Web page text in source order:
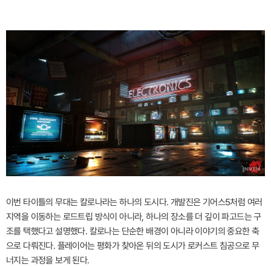
이번 타이틀의 무대는 칼로나라는 하나의 도시다. 개발진은 기어스5처럼 여러
지역을 이동하는 로드트립 방식이 아니라, 하나의 장소를 더 깊이 파고드는 구
조를 택했다고 설명했다. 칼로나는 단순한 배경이 아니라 이야기의 중요한 축
으로 다뤄진다. 플레이어는 평화가 찾아온 뒤의 도시가 로커스트 침공으로 무
너지는 과정을 보게 된다.